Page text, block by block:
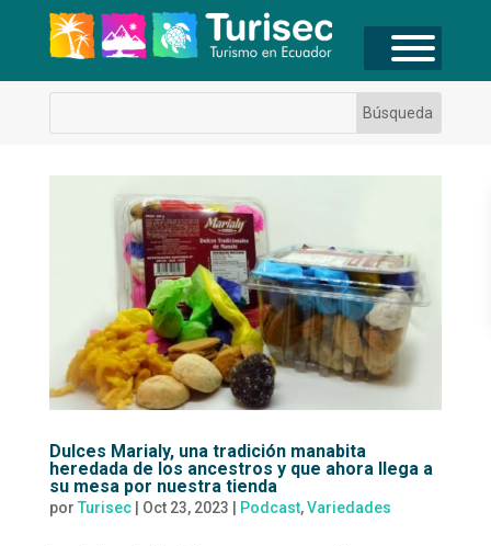
Dulces Marialy, una tradición manabita
heredada de los ancestros y que ahora llega a
su mesa por nuestra tienda
por Turisec| Oct 23, 2023 Podcast,Variedades